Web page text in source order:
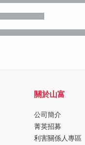
關於山富
公司簡介
菁英招募
利害關係人專區